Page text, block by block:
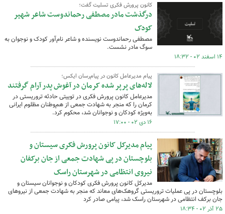
کانون پرورش فکری تسلیت گفت؛
درگذشت مادر مصطفی رحماندوست شاعر شهیر
کودک
مصطفی رحماندوست نویسنده و شاعر نام‌آور کودک و نوجوان به
سوگ مادر نشست.
۱۴ اسفند ۰۲ - ۱۸:۳۲
پیام مدیرعامل کانون در پیام‌رسان ایکس؛
لاله‌های پرپر شده کرمان در آغوش پدر آرام گرفتند
مدیرعامل کانون پرورش فکری در توییتی حادثه تروریستی در
کرمان را که منجر به شهادت جمعی از هم‌وطنان مظلوم ایرانی
به‌ویژه کودکان و نوجوانان شد، محکوم کرد.
۱۶ دی ۰۲ - ۱۷:۰۰
پیام مدیرکل کانون پرورش فکری سیستان و
بلوچستان در پی شهادت جمعی از جان برکفان
نیروی انتظامی در شهرستان راسک
مدیرکل کانون پرورش فکری کودکان و نوجوانان سیستان و
بلوچستان در پی عملیات تروریستی گروهک‌های معاند که منجر به شهادت جمعی از نیروهای
جان برکف انتظامی در شهرستان راسک شد، پیامی صادر کرد
۲۵ آذر ۰۲ - ۱۸:۳۴